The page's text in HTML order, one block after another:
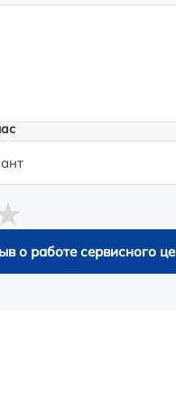
о работе сервисного